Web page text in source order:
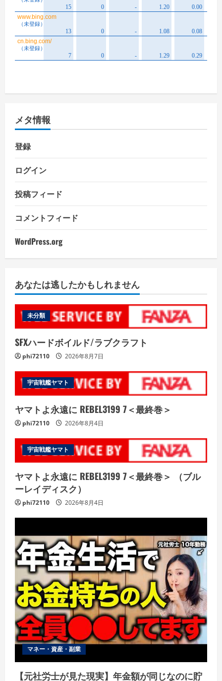
メタ情報
登録
ログイン
投稿フィード
コメントフィード
WordPress.org
あなたは逃したかもしれません
未分類
SFXハードボイルド/ラブクラフト
phi72110 2026年8月7日
宇宙戦艦ヤマト
ヤマトよ永遠に REBEL3199 7＜最終巻＞
phi72110 2026年8月4日
宇宙戦艦ヤマト
ヤマトよ永遠に REBEL3199 7＜最終巻＞ （ブル
ーレイディスク）
phi72110 2026年8月4日
マネー・資産・副業
【元社労士が見た現実】年金額が同じなのに貯